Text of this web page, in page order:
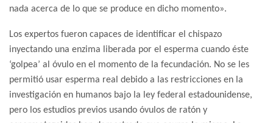
nada acerca de lo que se produce en dicho momento».
Los expertos fueron capaces de identificar el chispazo
inyectando una enzima liberada por el esperma cuando éste
‘golpea’ al óvulo en el momento de la fecundación. No se les
permitió usar esperma real debido a las restricciones en la
investigación en humanos bajo la ley federal estadounidense,
pero los estudios previos usando óvulos de ratón y